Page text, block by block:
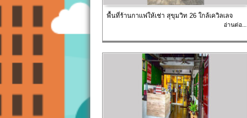
พื้นที่ร้านกาแฟให้เช่า สุขุมวิท 26 ใกล้เควิลเลจ
อ่านต่อ...